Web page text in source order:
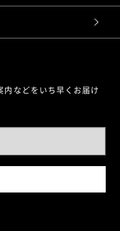
などをいち早くお届け